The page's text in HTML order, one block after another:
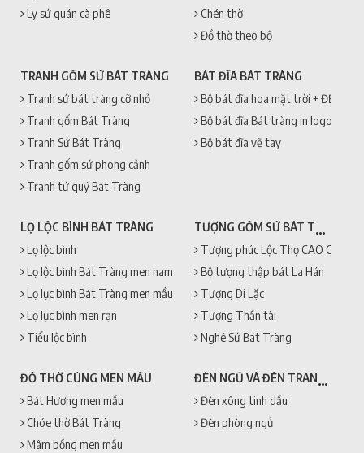
Ly sứ quán cà phê
Chén thờ
Đồ thờ theo bộ
TRANH GỐM SỨ BÁT TRÀNG
Tranh sứ bát tràng cỡ nhỏ
Tranh gốm Bát Tràng
Tranh Sứ Bát Tràng
Tranh gốm sứ phong cảnh
Tranh tứ quý Bát Tràng
BÁT ĐĨA BÁT TRÀNG
Bộ bát đĩa hoa mặt trời + ĐẸP +
Bộ bát đĩa Bát tràng in logo
Bộ bát đĩa vẽ tay
LỌ LỘC BÌNH BÁT TRÀNG
Lọ lộc bình
Lọ lộc bình Bát Tràng men nam
Lọ lục bình Bát Tràng men mầu
Lọ lục bình men rạn
Tiểu lộc bình
TƯỢNG GỐM SỨ BÁT TRÀNG
Tượng phúc Lộc Thọ CAO CẤP +
Bộ tượng thập bát La Hán
Tượng Di Lặc
Tượng Thần tài
Nghê Sứ Bát Tràng
ĐỒ THỜ CÚNG MEN MẦU
Bát Hương men mầu
Chóe thờ Bát Tràng
Mâm bồng men mầu
ĐÈN NGỦ VÀ ĐÈN TRANG TRÍ
Đèn xông tinh dầu
Đèn phòng ngủ